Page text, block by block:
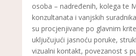
osoba – nadređenih, kolega te
konzultanata i vanjskih
su procjenjivane po glavnim
uključujući jasnoću poruke,
vizualni kontakt, povezanost s